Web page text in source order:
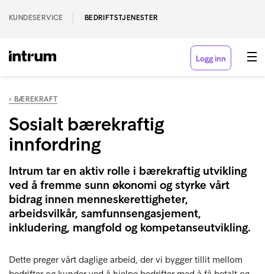
KUNDESERVICE BEDRIFTSTJENESTER
Logg inn
‹ BÆREKRAFT
Sosialt bærekraftig
innfordring
Intrum tar en aktiv rolle i bærekraftig utvikling
ved å fremme sunn økonomi og styrke vårt
bidrag innen menneskerettigheter,
arbeidsvilkår, samfunnsengasjement,
inkludering, mangfold og kompetanseutvikling.
Dette preger vårt daglige arbeid, der vi bygger tillit mellom